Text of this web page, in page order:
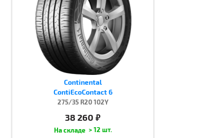
Continental
ContiEcoContact 6
275/35 R20 102Y
38 260 руб.
> 12 шт.